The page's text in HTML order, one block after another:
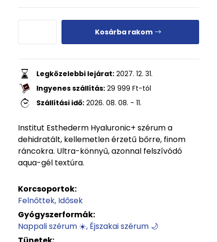
Kosárba rakom
Legközelebbi lejárat: 2027. 12. 31.
Ingyenes szállítás: 29 999 Ft-tól
Szállítási idő: 2026. 08. 08. - 11.
Institut Esthederm Hyaluronic+ szérum a
dehidratált, kellemetlen érzetű bőrre, finom
ráncokra. Ultra-könnyű, azonnal felszívódó
aqua-gél textúra.
Korcsoportok:
Felnőttek Idősek
Gyógyszerformák:
Nappali szérum ☀️ Éjszakai szérum 🌙